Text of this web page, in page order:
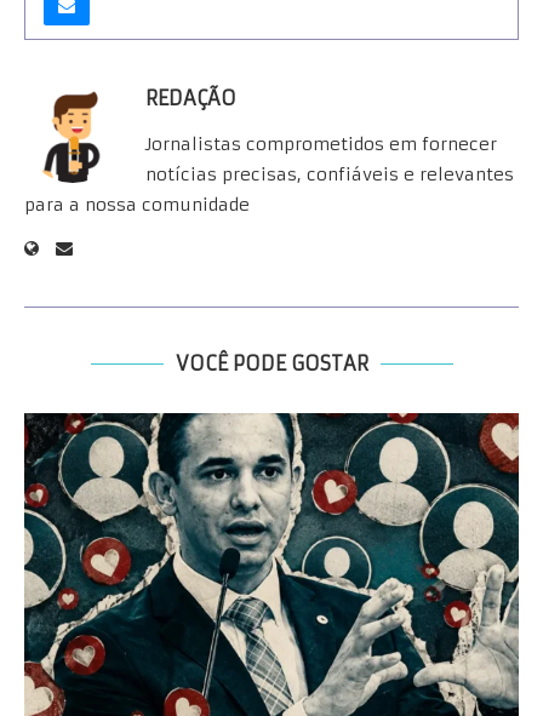
REDAÇÃO
Jornalistas comprometidos em fornecer
notícias precisas, confiáveis e relevantes
para a nossa comunidade
VOCÊ PODE GOSTAR